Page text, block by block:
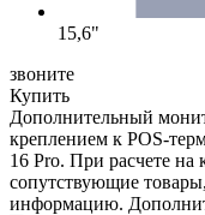
15,6"
звоните
Купить
Дополнительный
креплением к POS-
16 Pro. При расчете на
сопутствующие
информацию.